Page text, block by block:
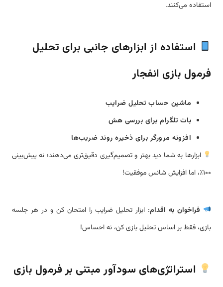
استفاده می‌کنند.
استفاده از ابزارهای جانبی برای تحلیل
فرمول بازی انفجار
ماشین حساب تحلیل ضرایب
بات تلگرام برای بررسی هش
افزونه مرورگر برای ذخیره روند ضریب‌ها
ابزارها به شما دید بهتر و تصمیم‌گیری دقیق‌تری می‌دهند؛ نه پیش‌بینی
۱۰۰٪، اما افزایش شانس موفقیت!
فراخوان به اقدام: ابزار تحلیل ضرایب را امتحان کن و در هر جلسه
بازی، فقط بر اساس تحلیل بازی کن، نه احساس!
استراتژی‌های سودآور مبتنی بر فرمول بازی